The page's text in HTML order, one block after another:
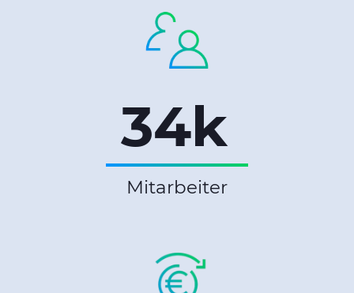
34k
Mitarbeiter